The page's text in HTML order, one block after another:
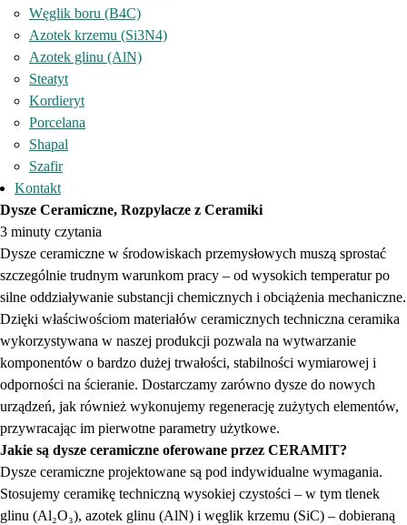
Węglik boru (B4C)
Azotek krzemu (Si3N4)
Azotek glinu (AlN)
Steatyt
Kordieryt
Porcelana
Shapal
Szafir
Kontakt
Dysze Ceramiczne, Rozpylacze z Ceramiki
3 minuty czytania
Dysze ceramiczne w środowiskach przemysłowych muszą sprostać
szczególnie trudnym warunkom pracy – od wysokich temperatur po
silne oddziaływanie substancji chemicznych i obciążenia mechaniczne.
Dzięki właściwościom materiałów ceramicznych techniczna ceramika
wykorzystywana w naszej produkcji pozwala na wytwarzanie
komponentów o bardzo dużej trwałości, stabilności wymiarowej i
odporności na ścieranie. Dostarczamy zarówno dysze do nowych
urządzeń, jak również wykonujemy regenerację zużytych elementów,
przywracając im pierwotne parametry użytkowe.
Jakie są dysze ceramiczne oferowane przez CERAMIT?
Dysze ceramiczne projektowane są pod indywidualne wymagania.
Stosujemy ceramikę techniczną wysokiej czystości – w tym tlenek
glinu (Al₂O₃), azotek glinu (AlN) i węglik krzemu (SiC) – dobieraną